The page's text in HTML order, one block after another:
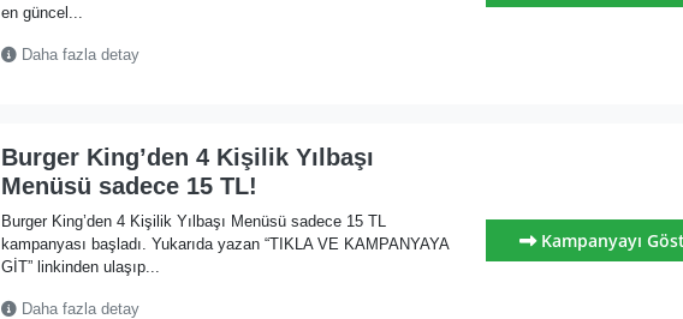
en güncel...
Daha fazla detay
Burger King’den 4 Kişilik Yılbaşı
Menüsü sadece 15 TL!
Burger King’den 4 Kişilik Yılbaşı Menüsü sadece 15 TL
kampanyası başladı. Yukarıda yazan “TIKLA VE KAMPANYAYA
GİT” linkinden ulaşıp...
Daha fazla detay
Kampanyayı